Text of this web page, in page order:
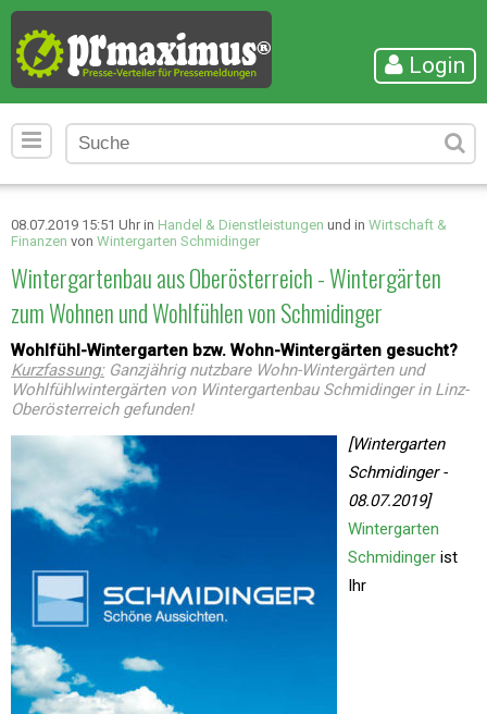
Login
08.07.2019 15:51 Uhr in Handel & Dienstleistungen und in Wirtschaft &
Finanzen von Wintergarten Schmidinger
Wintergartenbau aus Oberösterreich - Wintergärten
zum Wohnen und Wohlfühlen von Schmidinger
Wohlfühl-Wintergarten bzw. Wohn-Wintergärten gesucht?
Kurzfassung:Ganzjährig nutzbare Wohn-Wintergärten und
Wohlfühlwintergärten von Wintergartenbau Schmidinger in Linz-
Oberösterreich gefunden!
[Wintergarten
Schmidinger -
08.07.2019]
Wintergarten
Schmidinger ist
Ihr